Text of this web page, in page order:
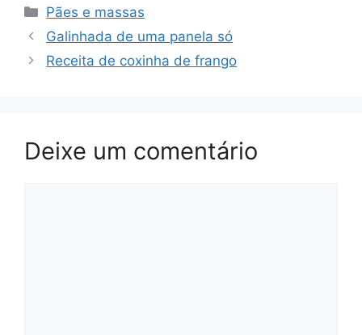
Categorias
Pães e massas
Galinhada de uma panela só
Receita de coxinha de frango
Deixe um comentário